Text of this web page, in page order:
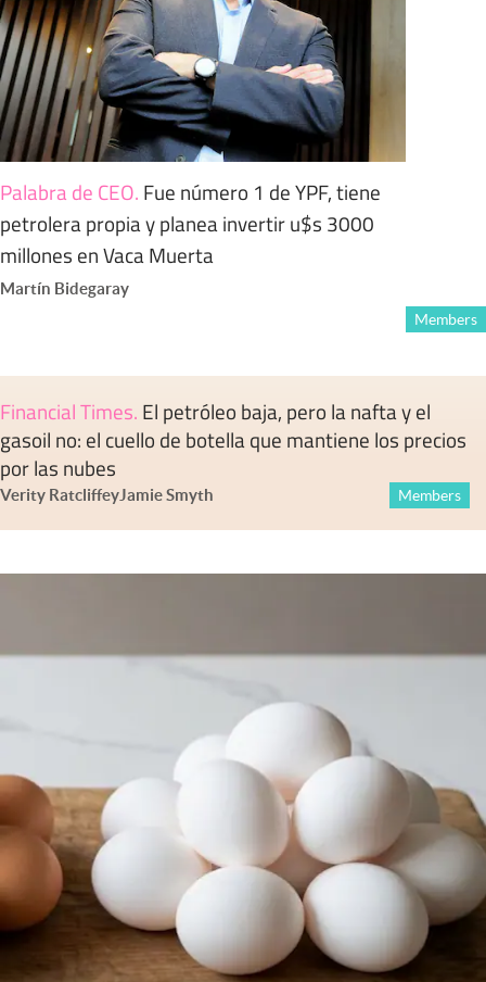
Palabra de CEO. Fue número 1 de YPF, tiene
petrolera propia y planea invertir u$s 3000
millones en Vaca Muerta
Martín Bidegaray
Members
Financial Times. El petróleo baja, pero la nafta y el
gasoil no: el cuello de botella que mantiene los precios
por las nubes
Verity RatcliffeyJamie Smyth Members